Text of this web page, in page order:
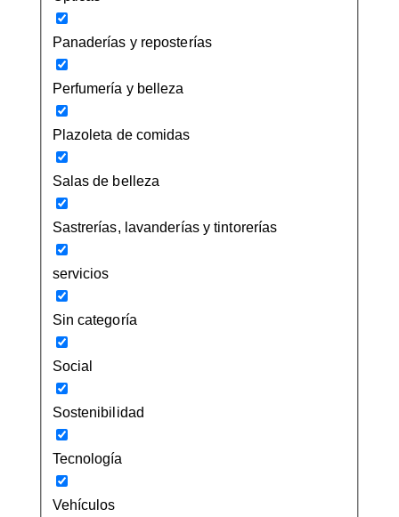
Panaderías y reposterías
Perfumería y belleza
Plazoleta de comidas
Salas de belleza
Sastrerías, lavanderías y tintorerías
servicios
Sin categoría
Social
Sostenibilidad
Tecnología
Vehículos